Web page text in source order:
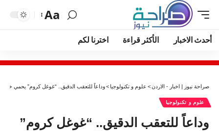
Aa
أحدث الاخبار الأكثر قراءة اخترنا لكم
صراحة نيوز | اخبار - الاردن> علوم و تكنولوجيا >وداعاً للتعقب الدقيق.. “غوغل كروم” يحمي
علوم و تكنولوجيا
وداعاً للتعقب الدقيق.. “غوغل كروم”